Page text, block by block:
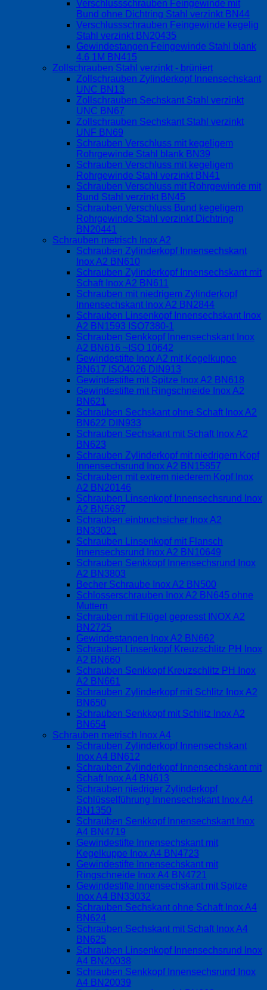
Verschlussschrauben Feingewinde mit
Bund ohne Dichtring Stahl verzinkt BN44
Verschlussschrauben Feingewinde kegelig
Stahl verzinkt BN20435
Gewindestangen Feingewinde Stahl blank
4.6 1M BN415
Zollschrauben Stahl verzinkt - brüniert
Zollschrauben Zylinderkopf Innensechskant
UNC BN13
Zollschrauben Sechskant Stahl verzinkt
UNC BN67
Zollschrauben Sechskant Stahl verzinkt
UNF BN69
Schrauben Verschluss mit kegeligem
Rohrgewinde Stahl blank BN39
Schrauben Verschluss mit kegeligem
Rohrgewinde Stahl verzinkt BN41
Schrauben Verschluss mit Rohrgewinde mit
Bund Stahl verzinkt BN45
Schrauben Verschluss Bund kegeligem
Rohrgewinde Stahl verzinkt Dichtring
BN20441
Schrauben metrisch Inox A2
Schrauben Zylinderkopf Innensechskant
Inox A2 BN610
Schrauben Zylinderkopf Innensechskant mit
Schaft Inox A2 BN611
Schrauben mit niedrigem Zylinderkopf
Innensechskant Inox A2 BN2844
Schrauben Linsenkopf Innensechskant Inox
A2 BN1593 ISO7380-1
Schrauben Senkkopf Innensechskant Inox
A2 BN616 ~ISO 10642
Gewindestifte Inox A2 mit Kegelkuppe
BN617 ISO4026 DIN913
Gewindestifte mit Spitze Inox A2 BN618
Gewindestifte mit Ringschneide Inox A2
BN621
Schrauben Sechskant ohne Schaft Inox A2
BN622 DIN933
Schrauben Sechskant mit Schaft Inox A2
BN623
Schrauben Zylinderkopf mit niedrigem Kopf
Innensechsrund Inox A2 BN15857
Schrauben mit extrem niederem Kopf Inox
A2 BN20146
Schrauben Linsenkopf Innensechsrund Inox
A2 BN5687
Schrauben einbruchsicher Inox A2
BN33021
Schrauben Linsenkopf mit Flansch
Innensechsrund Inox A2 BN10649
Schrauben Senkkopf Innensechsrund Inox
A2 BN3803
Becher Schraube Inox A2 BN500
Schlosserschrauben Inox A2 BN645 ohne
Muttern
Schrauben mit Flügel gepresst INOX A2
BN2725
Gewindestangen Inox A2 BN662
Schrauben Linsenkopf Kreuzschlitz PH Inox
A2 BN660
Schrauben Senkkopf Kreuzschlitz PH Inox
A2 BN661
Schrauben Zylinderkopf mit Schlitz Inox A2
BN650
Schrauben Senkkopf mit Schlitz Inox A2
BN654
Schrauben metrisch Inox A4
Schrauben Zylinderkopf Innensechskant
Inox A4 BN612
Schrauben Zylinderkopf Innensechskant mit
Schaft Inox A4 BN613
Schrauben niedriger Zylinderkopf
Schlüsselführung Innensechskant Inox A4
BN1350
Schrauben Senkkopf Innensechskant Inox
A4 BN4719
Gewindestifte Innensechskant mit
Kegelkuppe Inox A4 BN4723
Gewindestifte Innensechskant mit
Ringschneide Inox A4 BN4721
Gewindestifte Innensechskant mit Spitze
Inox A4 BN33032
Schrauben Sechskant ohne Schaft Inox A4
BN624
Schrauben Sechskant mit Schaft Inox A4
BN625
Schrauben Linsenkopf Innensechsrund Inox
A4 BN20038
Schrauben Senkkopf Innensechsrund Inox
A4 BN20039